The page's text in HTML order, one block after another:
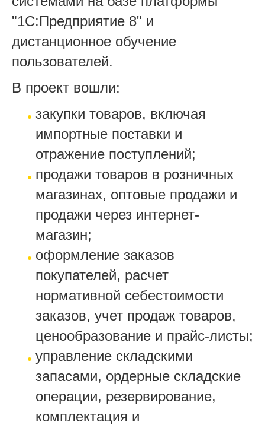
"1С:Предприятие 8" и
дистанционное обучение
пользователей.
В проект вошли:
закупки товаров, включая
импортные поставки и
отражение поступлений;
продажи товаров в розничных
магазинах, оптовые продажи и
продажи через интернет-
магазин;
оформление заказов
покупателей, расчет
нормативной себестоимости
заказов, учет продаж товаров,
ценообразование и прайс-листы;
управление складскими
запасами, ордерные складские
операции, резервирование,
комплектация и